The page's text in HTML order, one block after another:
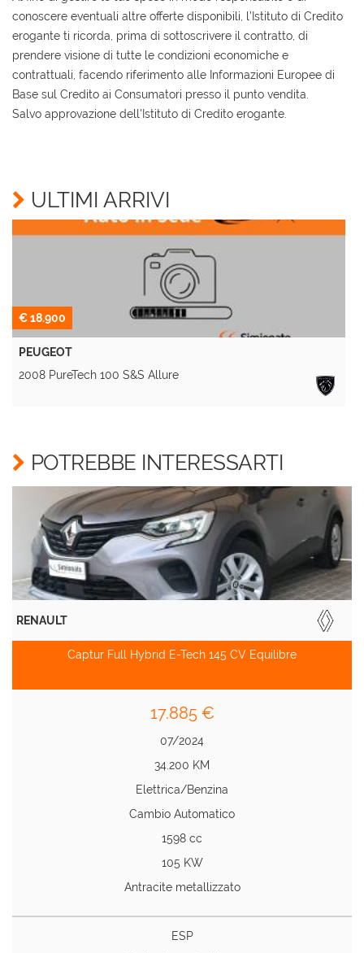
Ho letto e accettol'informativa privacy*
Invia la tua richiesta
conoscere eventuali altre offerte disponibili, l'Istituto di Credito
erogante ti ricorda, prima di sottoscrivere il contratto, di
prendere visione di tutte le condizioni economiche e
contrattuali, facendo riferimento alle Informazioni Europee di
Base sul Credito ai Consumatori presso il punto vendita.
Salvo approvazione dell'Istituto di Credito erogante.
ULTIMI ARRIVI
€ 18.900
PEUGEOT
2008 PureTech 100 S&S Allure
POTREBBE INTERESSARTI
RENAULT
Captur Full Hybrid E-Tech 145 CV Equilibre
17.885 €
07/2024
34.200 KM
Elettrica/Benzina
Cambio Automatico
1598 cc
105 KW
Antracite metallizzato
ESP